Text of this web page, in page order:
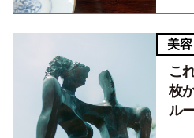
美
こ
枚
ル